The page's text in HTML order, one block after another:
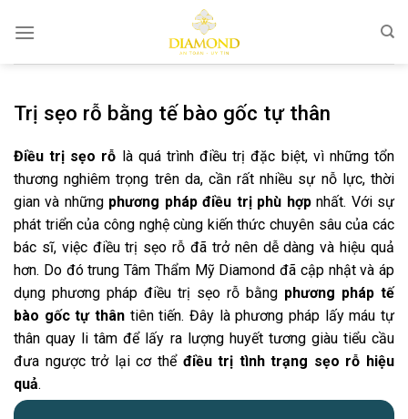
qua
Trị sẹo rỗ bằng tế bào gốc tự thân
Điều trị sẹo rỗ là quá trình điều trị đặc biệt, vì những tổn
thương nghiêm trọng trên da, cần rất nhiều sự nỗ lực, thời
gian và những phương pháp điều trị phù hợpnhất. Với sự
phát triển của công nghệ cùng kiến thức chuyên sâu của các
bác sĩ, việc điều trị sẹo rỗ đã trở nên dễ dàng và hiệu quả
hơn. Do đó trung Tâm Thẩm Mỹ Diamond đã cập nhật và áp
dụng phương pháp điều trị sẹo rỗ bằng phương pháp tế
bào gốc tự thân tiên tiến. Đây là phương pháp lấy máu tự
thân quay li tâm để lấy ra lượng huyết tương giàu tiểu cầu
đưa ngược trở lại cơ thể điều trị tình trạng sẹo rỗ hiệu
quả.